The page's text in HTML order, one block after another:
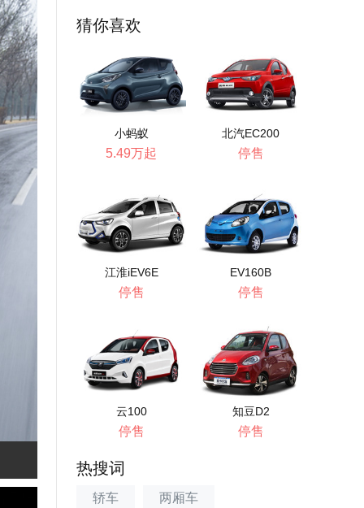
猜你喜欢
小蚂蚁
5.49万起
北汽EC200
停售
江淮iEV6E
停售
EV160B
停售
云100
停售
知豆D2
停售
热搜词
轿车 两厢车